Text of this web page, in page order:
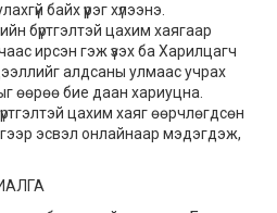
байх үүрэг хүлээнэ.
бүртгэлтэй цахим хаягаар
ирсэн гэж үзэх ба Харилцагч
алдсаны улмаас учрах
өөрөө бие даан хариуцна.
цахим хаяг өөрчлөгдсөн
эсвэл онлайнаар мэдэгдэж,